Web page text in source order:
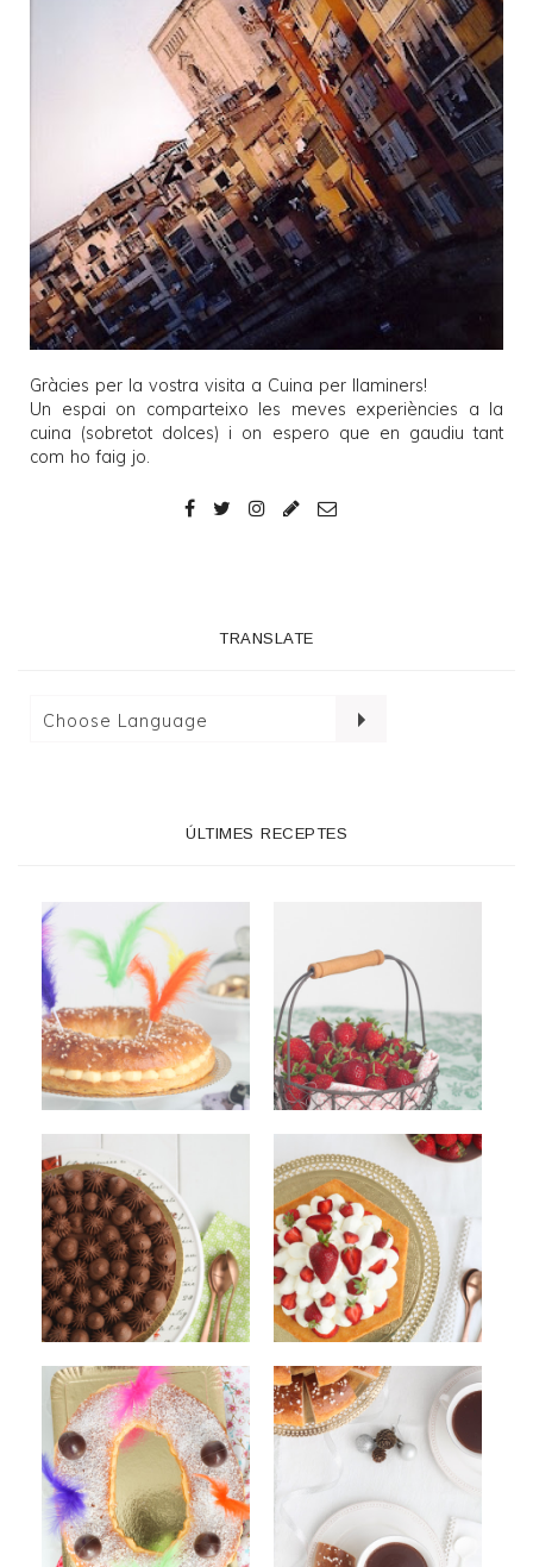
Gràcies per la vostra visita a Cuina per llaminers!
Un espai on comparteixo les meves experiències a la
cuina (sobretot dolces) i on espero que en gaudiu tant
com ho faig jo.
TRANSLATE
ÚLTIMES RECEPTES